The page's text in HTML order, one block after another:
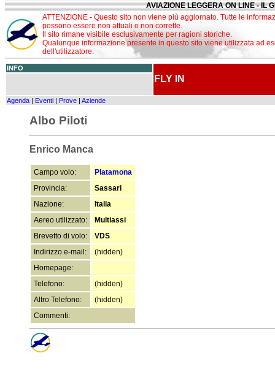
AVIAZIONE LEGGERA ON LINE - IL
ATTENZIONE - Questo sito non viene più aggiornato. Tutte le
possono essere non attuali o non corrette.
Il sito rimane visibile esclusivamente per ragioni storiche.
Qualunque informazione presente in questo sito viene utilizzata ad
dell'utilizzatore.
INFO
FLY IN
Agenda | Eventi | Prove | Aziende
Albo Piloti
Enrico Manca
Campo volo:
Platamona
Provincia:
Sassari
Nazione:
Italia
Aereo utilizzato:
Multiassi
Brevetto di volo:
VDS
Indirizzo e-mail:
(hidden)
Homepage:
Telefono:
(hidden)
Altro Telefono:
(hidden)
Commenti: